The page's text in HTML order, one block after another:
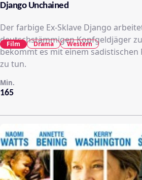
Django Unchained
Der farbige Ex-Sklave Django
deutschstämmigen Kopfgeldjäger
bekommt es mit einem sadistischen
zu tun.
165
Min.
Film Drama Western